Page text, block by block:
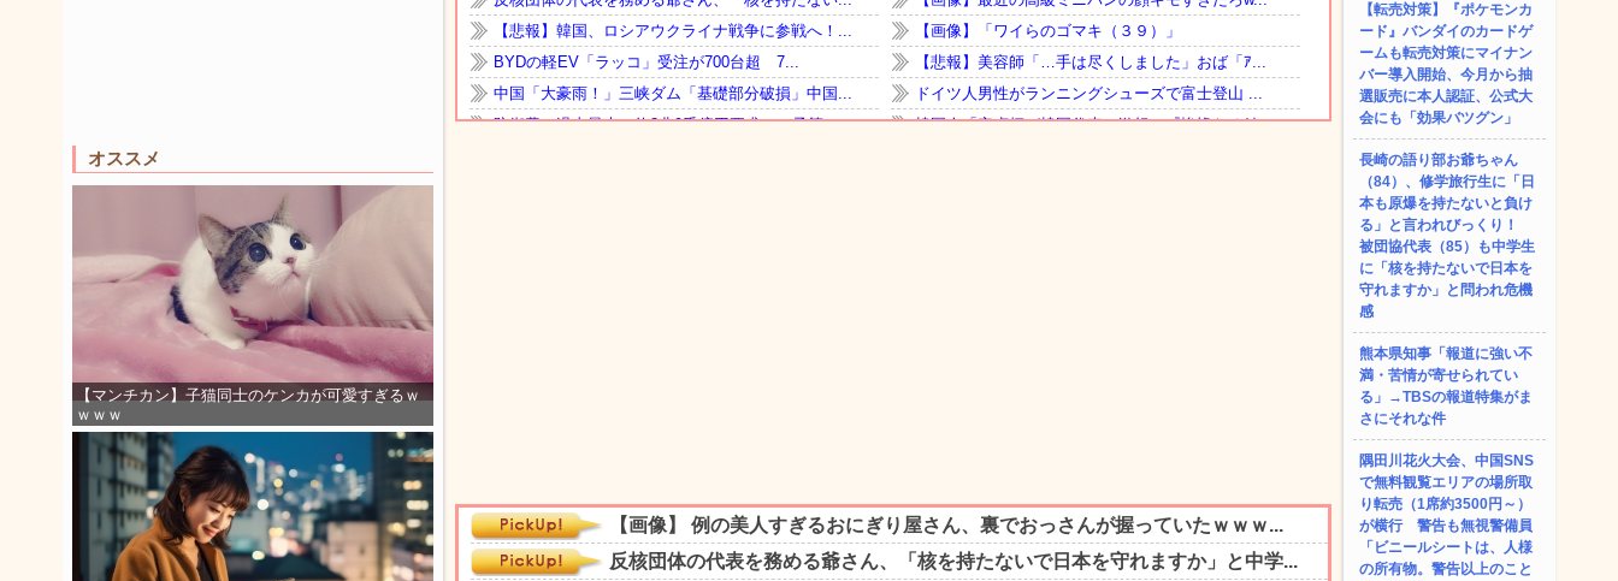
オススメ
【マンチカン】子猫同士のケンカが可愛すぎるｗ
ｗｗｗ
【転売対策】『ポケモンカ
ード』バンダイのカードゲ
ームも転売対策にマイナン
バー導入開始、今月から抽
選販売に本人認証、公式大
会にも「効果バツグン」
長崎の語り部お爺ちゃん
（84）、修学旅行生に「日
本も原爆を持たないと負け
る」と言われびっくり！
被団協代表（85）も中学生
に「核を持たないで日本を
守れますか」と問われ危機
感
熊本県知事「報道に強い不
満・苦情が寄せられてい
る」→TBSの報道特集がま
さにそれな件
隅田川花火大会、中国SNS
で無料観覧エリアの場所取
り転売（1席約3500円～）
が横行 警告も無視警備員
「ビニールシートは、人様
の所有物。警告以上のこと